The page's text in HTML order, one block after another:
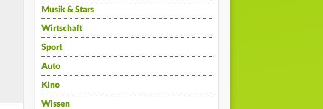
Musik & Stars
Wirtschaft
Sport
Auto
Kino
Wissen